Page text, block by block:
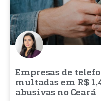
Empresas de
multadas em R$
abusivas no Ceará